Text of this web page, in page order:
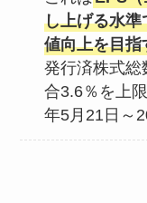
し上げる水準
値向上を目指
発行済株式総
合3.6％を上
年5月21日～